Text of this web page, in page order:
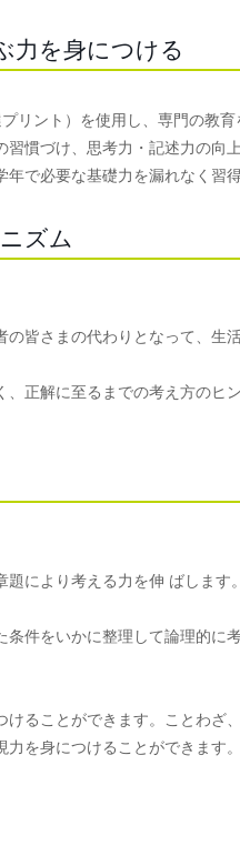
力を身につける
リント）を使用し、専門の教
慣づけ、思考力・記述力の向
で必要な基礎力を漏れなく習
ズム
皆さまの代わりとなって、生
正解に至るまでの考え方のヒ
により考える力を伸 ばします。
件をいかに整理して論理的に
ることができます。ことわざ
を身につけることができます。